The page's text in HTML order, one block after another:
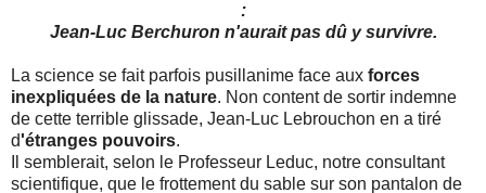
:
Jean-Luc Berchuron n'aurait pas dû y survivre.
La science se fait parfois pusillanime face aux forces
inexpliquées de la nature. Non content de sortir indemne
de cette terrible glissade, Jean-Luc Lebrouchon en a tiré
d'étranges pouvoirs.
Il semblerait, selon le Professeur Leduc, notre consultant
scientifique, que le frottement du sable sur son pantalon de